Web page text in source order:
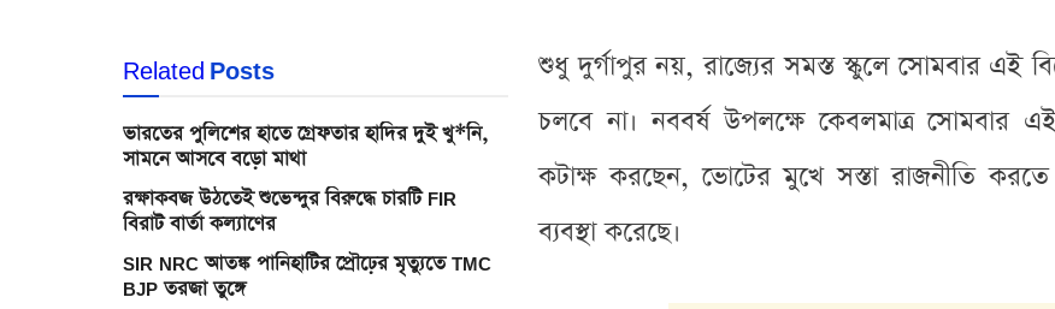
RelatedPosts
ভারতের পুলিশের হাতে গ্রেফতার হাদির দুই খু*নি,
সামনে আসবে বড়ো মাথা
রক্ষাকবজ উঠতেই শুভেন্দুর বিরুদ্ধে চারটি FIR
বিরাট বার্তা কল্যাণের
SIR NRC আতঙ্ক পানিহাটির প্রৌঢ়ের মৃত্যুতে TMC
BJP তরজা তুঙ্গে
শুধু দুর্গাপুর নয়, রাজ্যের সমস্ত স্কুলে সোমবার এই
চলবে না। নববর্ষ উপলক্ষে কেবলমাত্র সোমবার
কটাক্ষ করছেন, ভোটের মুখে সস্তা রাজনীতি
ব্যবস্থা করেছে।